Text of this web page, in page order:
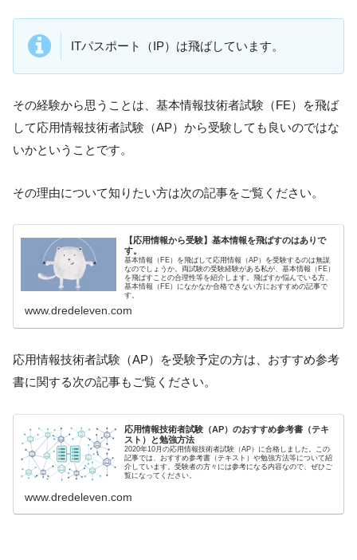
ITパスポート（IP）は飛ばしています。
その経験から思うことは、基本情報技術者試験（FE）を飛ば
して応用情報技術者試験（AP）から受験しても良いのではな
いかということです。
その理由について知りたい方は次の記事をご覧ください。
【応用情報から受験】基本情報を飛ばすのはありで
す。
基本情報（FE）を飛ばして応用情報（AP）を受験するのは無謀
なのでしょうか。両試験の受験経験がある私が、基本情報（FE）
を飛ばすことの合理性等を紹介します。飛ばすか悩んでいる方、
基本情報（FE）になかなか合格できない方におすすめの記事で
す。
www.dredeleven.com
応用情報技術者試験（AP）を受験予定の方は、おすすめ参考
書に関する次の記事もご覧ください。
応用情報技術者試験（AP）のおすすめ参考書（テキ
スト）と勉強方法
2020年10月の応用情報技術者試験（AP）に合格しました。この
記事では、おすすめ参考書（テキスト）や勉強方法等について紹
介しています。受験者の方々には参考になる内容なので、ぜひご
覧になってください。
www.dredeleven.com